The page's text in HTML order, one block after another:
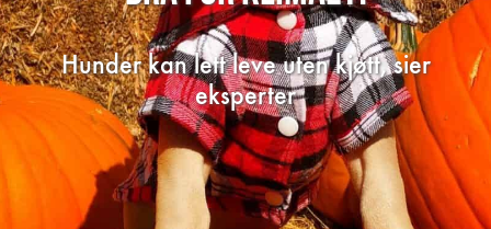
Hunder kan lett leve uten kjøtt, sier
eksperter